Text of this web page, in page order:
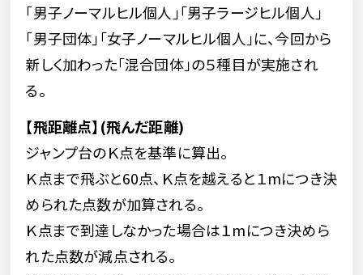
｢男子ノーマルヒル個人｣｢男子ラージヒル個人｣
｢男子団体｣｢女子ノーマルヒル個人｣に、今回から
新しく加わった「混合団体」の５種目が実施され
る。
【飛距離点】(飛んだ距離)
ジャンプ台のＫ点を基準に算出。
Ｋ点まで飛ぶと60点、Ｋ点を越えると１mにつき決
められた点数が加算される。
Ｋ点まで到達しなかった場合は１mにつき決めら
れた点数が減点される。